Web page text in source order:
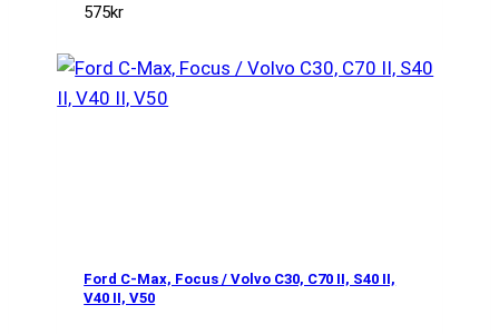
575kr
Ford C-Max, Focus / Volvo C30, C70 II, S40 II,
V40 II, V50